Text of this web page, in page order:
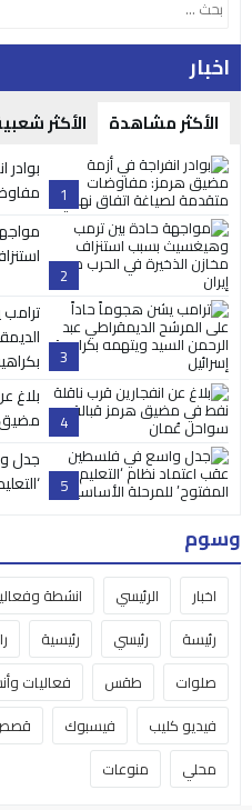
اخبار
الأكثر مشاهدة الأكثر
1
2
3
4
بلاغ
مضيق
5
جدل
وسوم
اخبار الرئيسي انشطة
رئيسة
رئيسي رئيسية
صلوات
طقس فعاليات
فيديو كليب
فيسبوك قصص
محلي
منوعات